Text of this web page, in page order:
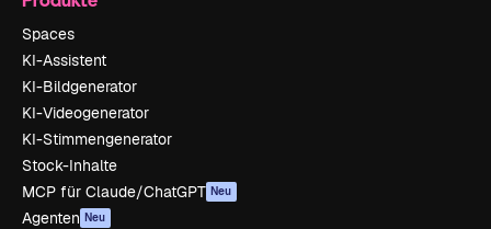
Spaces
KI-Assistent
KI-Bildgenerator
KI-Videogenerator
KI-Stimmengenerator
Stock-Inhalte
MCP für Claude/ChatGPT Neu
Agenten Neu